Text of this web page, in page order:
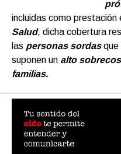
incluidas como prestación
Salud, dicha cobertura
las personas sordasque
suponen un alto
familias.